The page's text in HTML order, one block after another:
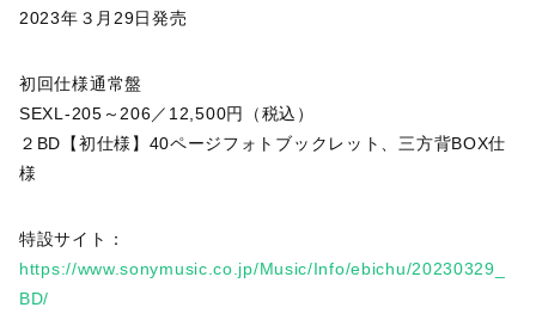
2023年３月29日発売
初回仕様通常盤
SEXL-205～206／12,500円（税込）
２BD【初仕様】40ページフォトブックレット、三方背BOX仕
様
特設サイト：
https://www.sonymusic.co.jp/Music/Info/ebichu/20230329_
BD/